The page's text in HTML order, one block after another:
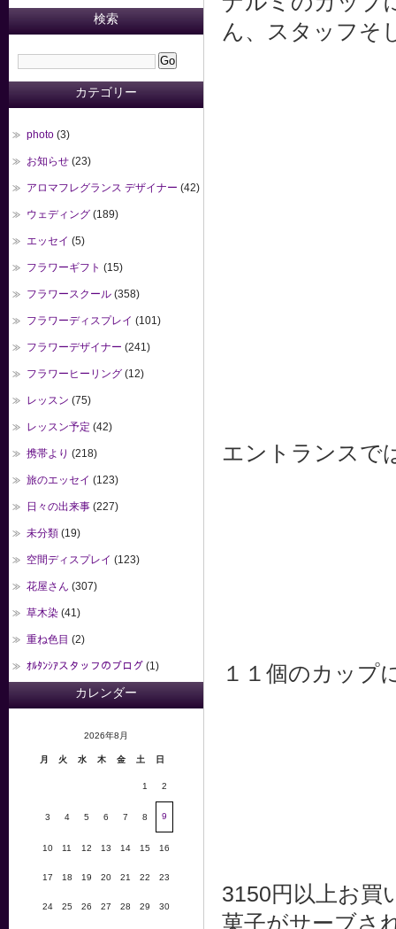
ん、スタッフそ
エントランスで
１１個のカップ
3150円以上お買
菓子がサーブさ
検索
カテゴリー
photo (3)
お知らせ (23)
アロマフレグランス デザイナー (42)
ウェディング (189)
エッセイ (5)
フラワーギフト (15)
フラワースクール (358)
フラワーディスプレイ (101)
フラワーデザイナー (241)
フラワーヒーリング (12)
レッスン (75)
レッスン予定 (42)
携帯より (218)
旅のエッセイ (123)
日々の出来事 (227)
未分類 (19)
空間ディスプレイ (123)
花屋さん (307)
草木染 (41)
重ね色目 (2)
ｵﾙﾀﾝｼｱスタッフのブログ (1)
カレンダー
2026年8月
月 火 水 木 金 土 日
1 2
3 4 5 6 7 8 9
10 11 12 13 14 15 16
17 18 19 20 21 22 23
24 25 26 27 28 29 30